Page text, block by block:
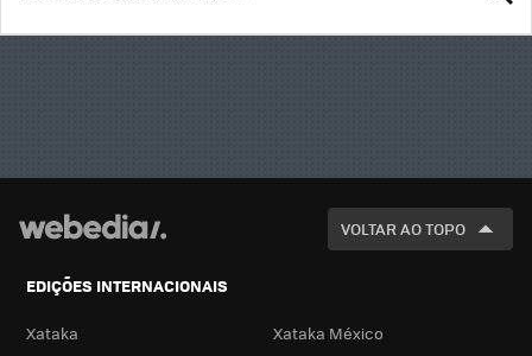
VOLTAR AO TOPO
EDIÇÕES INTERNACIONAIS
Xataka Xataka México